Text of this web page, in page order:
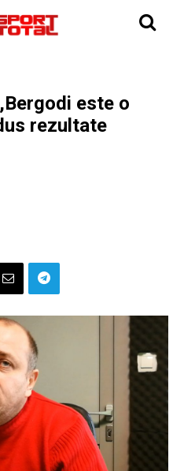
este o
rezultate